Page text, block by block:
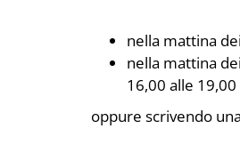
nella mattina
nella mattina
16,00 alle 19,00
oppure scrivendo